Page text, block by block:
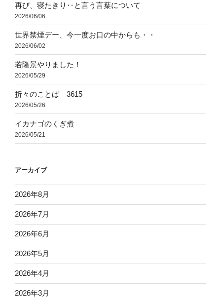
再び、寝たきり‥と言う言葉について
2026/06/06
世界禁煙デー、今一度お口の中からも・・
2026/06/02
若隆景やりました！
2026/05/29
折々のことば 3615
2026/05/26
イカナゴのくぎ煮
2026/05/21
アーカイブ
2026年8月
2026年7月
2026年6月
2026年5月
2026年4月
2026年3月